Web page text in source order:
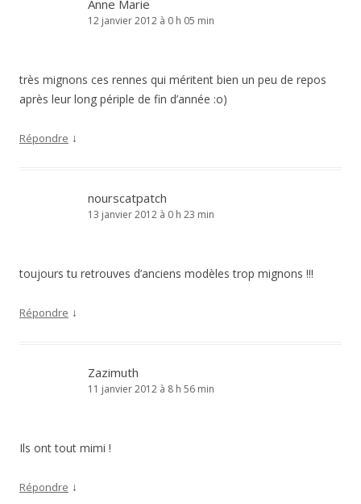
Anne Marie
12 janvier 2012 à 0 h 05 min
très mignons ces rennes qui méritent bien un peu de repos
après leur long périple de fin d’année :o)
Répondre ↓
nourscatpatch
13 janvier 2012 à 0 h 23 min
toujours tu retrouves d’anciens modèles trop mignons !!!
Répondre ↓
Zazimuth
11 janvier 2012 à 8 h 56 min
Ils ont tout mimi !
Répondre ↓